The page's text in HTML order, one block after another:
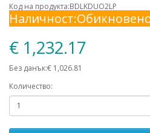
Код на продукта:BDLKDUO2LP
€ 1,232.17
Без данък:€ 1,026.81
Количество: